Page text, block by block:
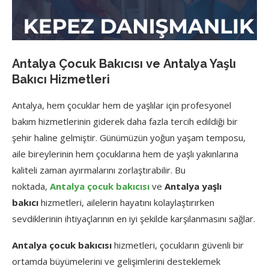
Antalya Çocuk Bakıcısı ve Antalya Yaşlı
Bakıcı Hizmetleri
Antalya, hem çocuklar hem de yaşlılar için profesyonel
bakım hizmetlerinin giderek daha fazla tercih edildiği bir
şehir haline gelmiştir. Günümüzün yoğun yaşam temposu,
aile bireylerinin hem çocuklarına hem de yaşlı yakınlarına
kaliteli zaman ayırmalarını zorlaştırabilir. Bu
noktada, Antalya çocuk bakıcısı ve Antalya yaşlı
bakıcı hizmetleri, ailelerin hayatını kolaylaştırırken
sevdiklerinin ihtiyaçlarının en iyi şekilde karşılanmasını sağlar.
Antalya çocuk bakıcısı hizmetleri, çocukların güvenli bir
ortamda büyümelerini ve gelişimlerini desteklemek